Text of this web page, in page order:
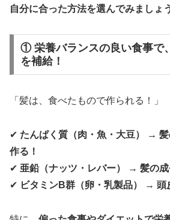
自分に合った方法を選んでみましょ
① 栄養バランスの良い食事で
を補給！
「髪は、食べたもので作られる！」
✔ たんぱく質（肉・魚・大豆） →
作る！
✔ 亜鉛（ナッツ・レバー） → 髪の成
✔ ビタミンB群（卵・乳製品） → 頭